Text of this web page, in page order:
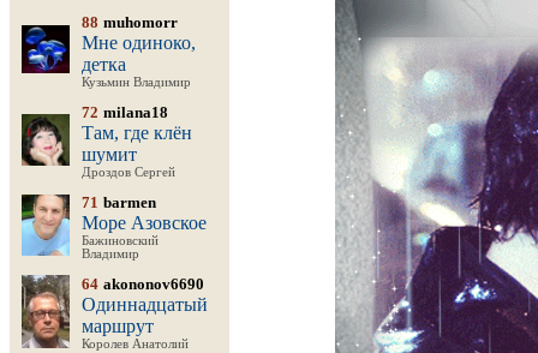
88 muhomorr
Мне одиноко,
детка
Кузьмин Владимир
72 milana18
Там, где клён
шумит
Дроздов Сергей
71 barmen
Море Азовское
Бажиновский
Владимир
64 akononov6690
Одиннадцатый
маршрут
Королев Анатолий